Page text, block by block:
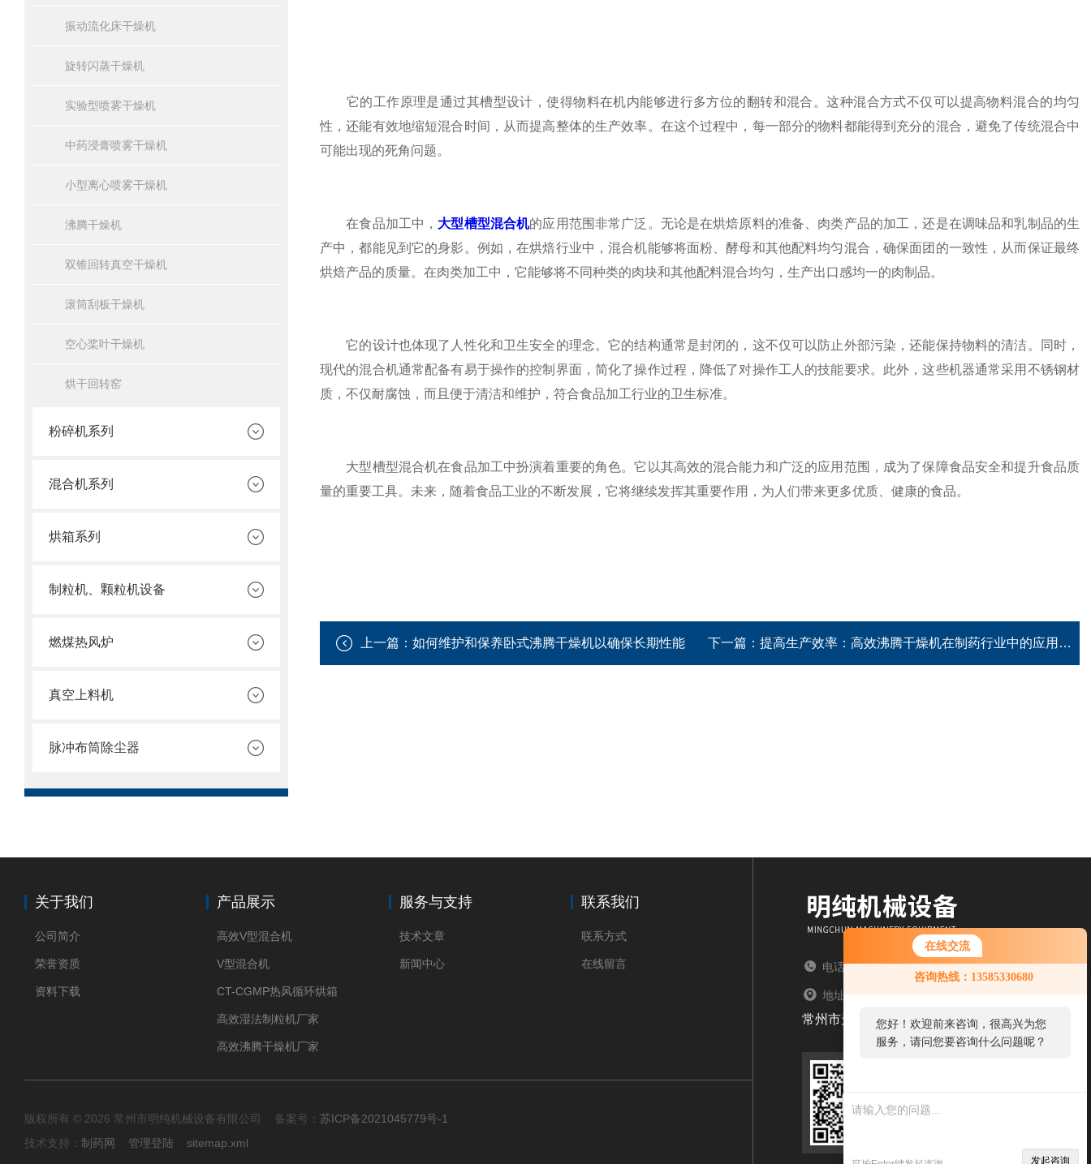
在线交流
咨询热线：13585330680
您好！欢迎前来咨询，很高兴为您
服务，请问您要咨询什么问题呢？
发起咨询
振动流化床干燥机
旋转闪蒸干燥机
实验型喷雾干燥机
中药浸膏喷雾干燥机
小型离心喷雾干燥机
沸腾干燥机
双锥回转真空干燥机
滚筒刮板干燥机
空心桨叶干燥机
烘干回转窑
粉碎机系列
混合机系列
烘箱系列
制粒机、颗粒机设备
燃煤热风炉
真空上料机
脉冲布筒除尘器
它的工作原理是通过其槽型设计，使得物料在机内能够进行多方位的翻转和混合。这种混合方式不仅可以提高物料混合的均匀
性，还能有效地缩短混合时间，从而提高整体的生产效率。在这个过程中，每一部分的物料都能得到充分的混合，避免了传统混合中
可能出现的死角问题。
在食品加工中， 大型槽型混合机的应用范围非常广泛。无论是在烘焙原料的准备、肉类产品的加工，还是在调味品和乳制品的生
产中，都能见到它的身影。例如，在烘焙行业中，混合机能够将面粉、酵母和其他配料均匀混合，确保面团的一致性，从而保证最终
烘焙产品的质量。在肉类加工中，它能够将不同种类的肉块和其他配料混合均匀，生产出口感均一的肉制品。
它的设计也体现了人性化和卫生安全的理念。它的结构通常是封闭的，这不仅可以防止外部污染，还能保持物料的清洁。同时，
现代的混合机通常配备有易于操作的控制界面，简化了操作过程，降低了对操作工人的技能要求。此外，这些机器通常采用不锈钢材
质，不仅耐腐蚀，而且便于清洁和维护，符合食品加工行业的卫生标准。
大型槽型混合机在食品加工中扮演着重要的角色。它以其高效的混合能力和广泛的应用范围，成为了保障食品安全和提升食品质
量的重要工具。未来，随着食品工业的不断发展，它将继续发挥其重要作用，为人们带来更多优质、健康的食品。
上一篇： 如何维护和保养卧式沸腾干燥机以确保长期性能 下一篇： 提高生产效率：高效沸腾干燥机在制药行业中的应用
关于我们
公司简介
荣誉资质
资料下载
产品展示
高效V型混合机
V型混合机
CT-CGMP热风循环烘箱
高效湿法制粒机厂家
高效沸腾干燥机厂家
服务与支持
技术文章
新闻中心
联系我们
联系方式
在线留言
版权所有 © 2026 常州市明纯机械设备有限公司 备案号： 苏ICP备2021045779号-1
技术支持： 制药网 管理登陆 sitemap.xml
电话：TEL
地址：ADDRESS
常州市天宁区郑陆镇